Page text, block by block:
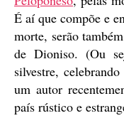
É aí que compõe e
morte, serão
de Dioniso. (Ou
silvestre,
um autor
país rústico e